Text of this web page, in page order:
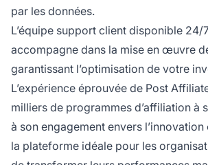
par les données.
L’équipe support client disponible 24/
accompagne dans la mise en œuvre
garantissant l’optimisation de votre
L’expérience éprouvée de Post
milliers de programmes d’affiliation à
à son engagement envers
la plateforme idéale pour les